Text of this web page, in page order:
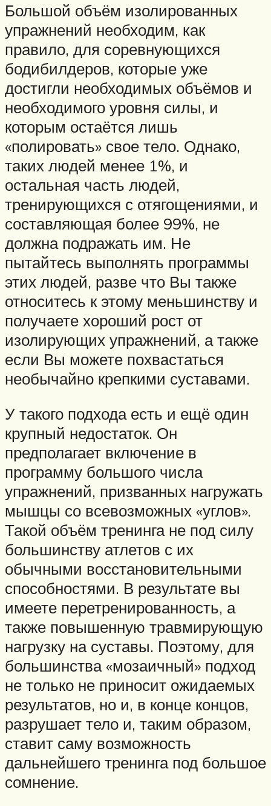
Большой объём изолированных
упражнений необходим, как
правило, для соревнующихся
бодибилдеров, которые уже
достигли необходимых объёмов и
необходимого уровня силы, и
которым остаётся лишь
«полировать» свое тело. Однако,
таких людей менее 1%, и
остальная часть людей,
тренирующихся с отягощениями, и
составляющая более 99%, не
должна подражать им. Не
пытайтесь выполнять программы
этих людей, разве что Вы также
относитесь к этому меньшинству и
получаете хороший рост от
изолирующих упражнений, а также
если Вы можете похвастаться
необычайно крепкими суставами.
У такого подхода есть и ещё один
крупный недостаток. Он
предполагает включение в
программу большого числа
упражнений, призванных нагружать
мышцы со всевозможных «углов».
Такой объём тренинга не под силу
большинству атлетов с их
обычными восстановительными
способностями. В результате вы
имеете перетренированность, а
также повышенную травмирующую
нагрузку на суставы. Поэтому, для
большинства «мозаичный» подход
не только не приносит ожидаемых
результатов, но и, в конце концов,
разрушает тело и, таким образом,
ставит саму возможность
дальнейшего тренинга под большое
сомнение.